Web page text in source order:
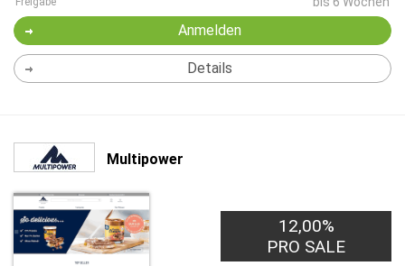
Anmelden
Details
Multipower
12,00%
PRO SALE